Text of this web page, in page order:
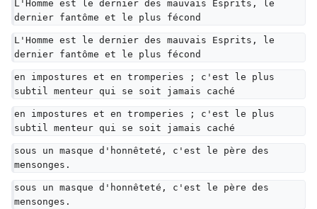
L'Homme est le dernier des mauvais Esprits, le
dernier fantôme et le plus fécond
L'Homme est le dernier des mauvais Esprits, le
dernier fantôme et le plus fécond
en impostures et en tromperies ; c'est le plus
subtil menteur qui se soit jamais caché
en impostures et en tromperies ; c'est le plus
subtil menteur qui se soit jamais caché
sous un masque d'honnêteté, c'est le père des
mensonges.
sous un masque d'honnêteté, c'est le père des
mensonges.